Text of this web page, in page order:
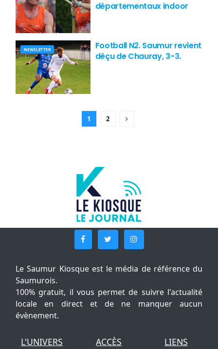
départementaux indoor
NEWSLETTER
Football N2. Saumur revient
déçu de Chauray, 3-3.
1 2
Le Saumur Kiosque est le média de référence du
Saumurois.
100% gratuit, il vous permet de suivre l'actualité
locale en direct et de ne manquer aucun
évènement.
L'UNIVERS ACCÈS LIENS